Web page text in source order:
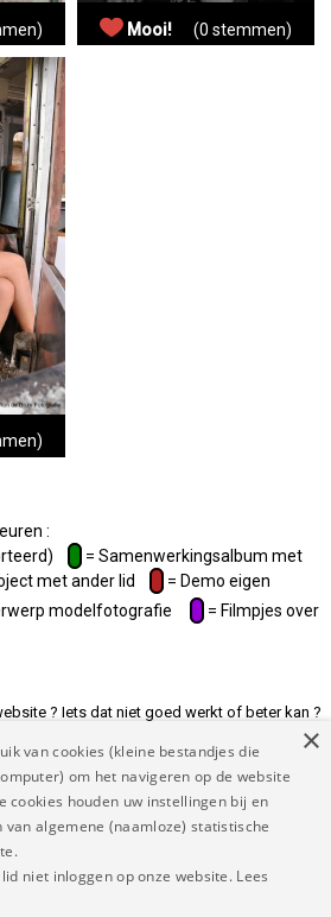
Mooi! (0 stemmen)
:
= Samenwerkingsalbum met
met ander lid
= Demo eigen
modelfotografie
= Filmpjes over
? Iets dat niet goed werkt of beter kan ?
zodat we de website voor jou beter maken
voor iedereen.
2026 |Disclaimer|Algemene
|
| | |
van cookies (kleine bestandjes die
om het navigeren op de website
cookies houden uw instellingen bij en
algemene (naamloze) statistische
niet inloggen op onze website. Lees
×